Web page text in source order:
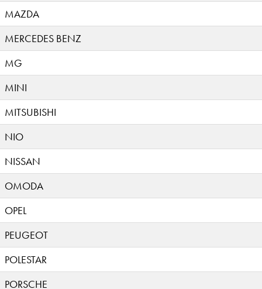
MAZDA
MERCEDES BENZ
MG
MINI
MITSUBISHI
NIO
NISSAN
OMODA
OPEL
PEUGEOT
POLESTAR
PORSCHE